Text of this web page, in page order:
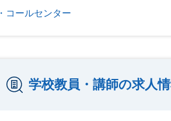
コールセンター
学校教員・講師の求人